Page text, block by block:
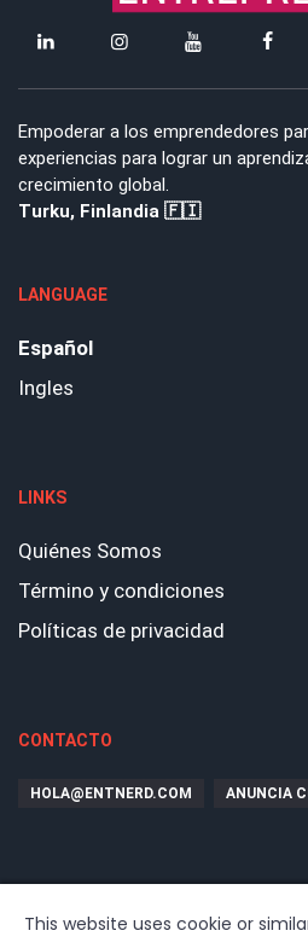
Empoderar a los emprendedores
experiencias para lograr un
crecimiento global.
Turku, Finlandia 🇫🇮
LANGUAGE
Español
Ingles
LINKS
Quiénes Somos
Término y condiciones
Políticas de privacidad
CONTACTO
HOLA@ENTNERD.COM ANUNCIA
This website uses cookie or